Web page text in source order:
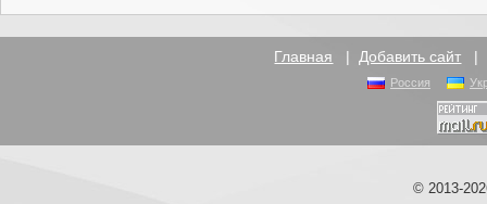
Главная | Добавить сайт |
Россия
© 2013-